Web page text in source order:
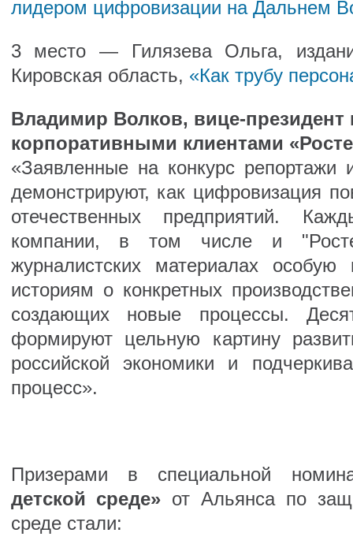
лидером цифровизации на Дальнем
3 место — Гилязева Ольга,
Кировская область, «Как трубу
Владимир Волков, вице-
корпоративными клиентами
«Заявленные на конкурс репортажи
демонстрируют, как цифровизация
отечественных предприятий.
компании, в том числе и
журналистских материалах особую
историям о конкретных
создающих новые процессы.
формируют цельную картину
российской экономики и
процесс».
Призерами в специальной
детской среде» от Альянса по
среде стали: